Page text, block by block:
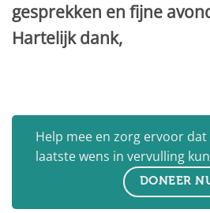
gesprekken en fijne
Hartelijk dank,
Help mee en zorg ervoor
laatste wens in vervulling
DONEER